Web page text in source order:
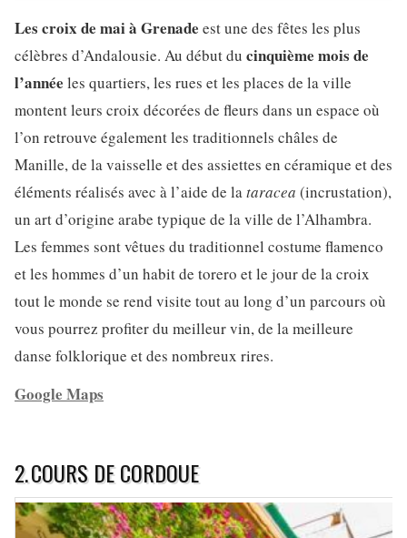
Les croix de mai à Grenade est une des fêtes les plus
célèbres d’Andalousie. Au début du cinquième mois de
l’année les quartiers, les rues et les places de la ville
montent leurs croix décorées de fleurs dans un espace où
l’on retrouve également les traditionnels châles de
Manille, de la vaisselle et des assiettes en céramique et des
éléments réalisés avec à l’aide de lataracea (incrustation),
un art d’origine arabe typique de la ville de l’Alhambra.
Les femmes sont vêtues du traditionnel costume flamenco
et les hommes d’un habit de torero et le jour de la croix
tout le monde se rend visite tout au long d’un parcours où
vous pourrez profiter du meilleur vin, de la meilleure
danse folklorique et des nombreux rires.
Google Maps
2.COURS DE CORDOUE